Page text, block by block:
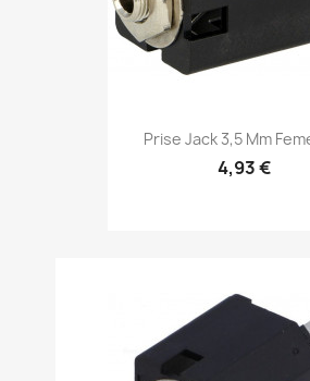
Prise Jack 3,5 Mm
4,93 €